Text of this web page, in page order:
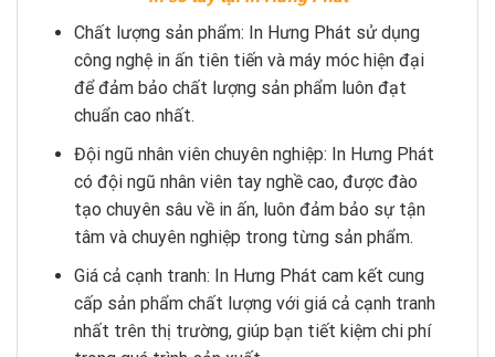
Chất lượng sản phẩm: In Hưng Phát sử dụng
công nghệ in ấn tiên tiến và máy móc hiện đại
để đảm bảo chất lượng sản phẩm luôn đạt
chuẩn cao nhất.
Đội ngũ nhân viên chuyên nghiệp: In Hưng Phát
có đội ngũ nhân viên tay nghề cao, được đào
tạo chuyên sâu về in ấn, luôn đảm bảo sự tận
tâm và chuyên nghiệp trong từng sản phẩm.
Giá cả cạnh tranh: In Hưng Phát cam kết cung
cấp sản phẩm chất lượng với giá cả cạnh tranh
nhất trên thị trường, giúp bạn tiết kiệm chi phí